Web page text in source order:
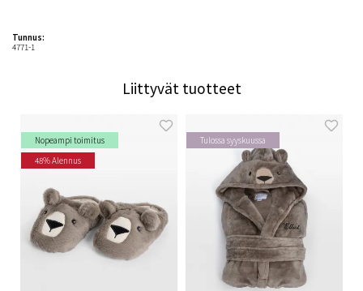
Tunnus:
4771-1
Liittyvät tuotteet
Nopeampi toimitus
48% Alennus
Tulossa syyskuussa